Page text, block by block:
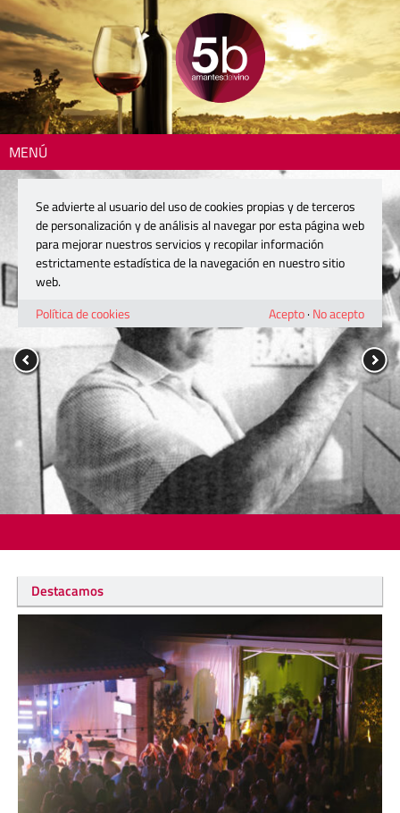
MENÚ
Destacamos
Se advierte al usuario del uso de cookies propias y de terceros
de personalización y de análisis al navegar por esta página web
para mejorar nuestros servicios y recopilar información
estrictamente estadística de la navegación en nuestro sitio
web.
Política de cookies
Acepto· No acepto